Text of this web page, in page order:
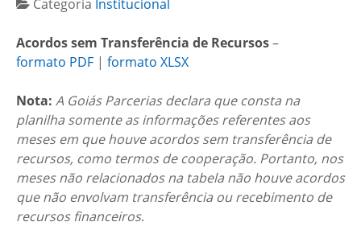
Categoria Institucional
Acordos sem Transferência de Recursos–
formato PDF | formato XLSX
Nota: A Goiás Parcerias declara que consta na
planilha somente as informações referentes aos
meses em que houve acordos sem transferência de
recursos, como termos de cooperação. Portanto, nos
meses não relacionados na tabela não houve acordos
que não envolvam transferência ou recebimento de
recursos financeiros.